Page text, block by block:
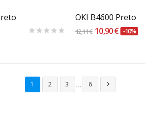
OKI B4600 Preto
12,11 € 10,90 € -10%
1 2 3 … 6 